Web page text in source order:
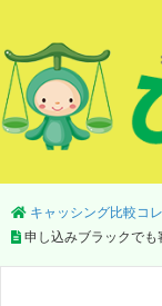
キャッシング比較コ
申し込みブラックでも